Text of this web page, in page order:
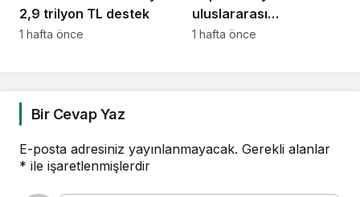
2,9 trilyon TL destek
1 hafta önce
uluslararası
piyasalardan 414
1 hafta önce
Bir Cevap Yaz
E-posta adresiniz yayınlanmayacak. Gerekli alanlar
* ile işaretlenmişlerdir